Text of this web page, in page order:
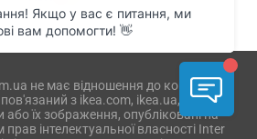
не має відношення до компанії
пов'язаний з ikea.com, ikea.ua, IKEA
або їх зображення, опубліковані на
прав інтелектуальної власності Inter